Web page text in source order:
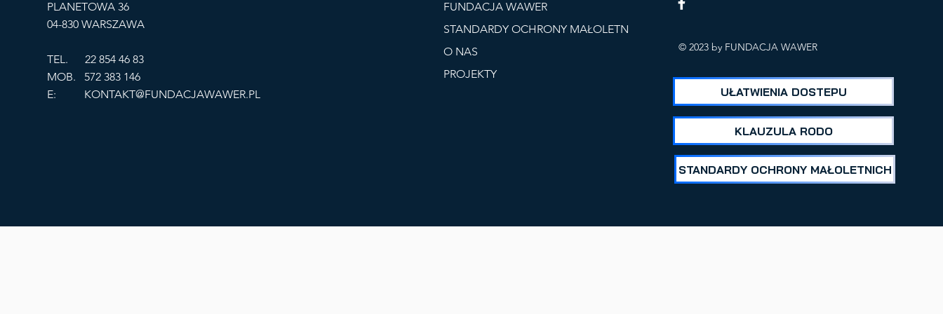
PLANETOWA 36
04-830 WARSZAWA
TEL. 22 854 46 83
MOB. 572 383 146
E: KONTAKT@FUNDACJAWAWER.PL
FUNDACJA WAWER
STANDARDY OCHRONY MAŁOLETNICH
O NAS
PROJEKTY
© 2023 by FUNDACJA WAWER
UŁATWIENIA DOSTEPU
KLAUZULA RODO
STANDARDY OCHRONY MAŁOLETNICH